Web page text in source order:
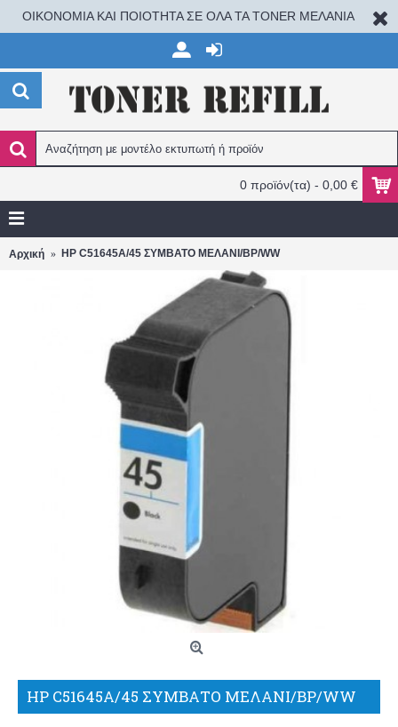
ΟΙΚΟΝΟΜΙΑ ΚΑΙ ΠΟΙΟΤΗΤΑ ΣΕ ΟΛΑ ΤΑ TONER ΜΕΛΑΝΙΑ
0 προϊόν(τα) - 0,00 €
Αρχική HP C51645A/45 ΣΥΜΒΑΤΟ ΜΕΛΑΝΙ/BP/WW
HP C51645A/45 ΣΥΜΒΑΤΟ ΜΕΛΑΝΙ/BP/WW